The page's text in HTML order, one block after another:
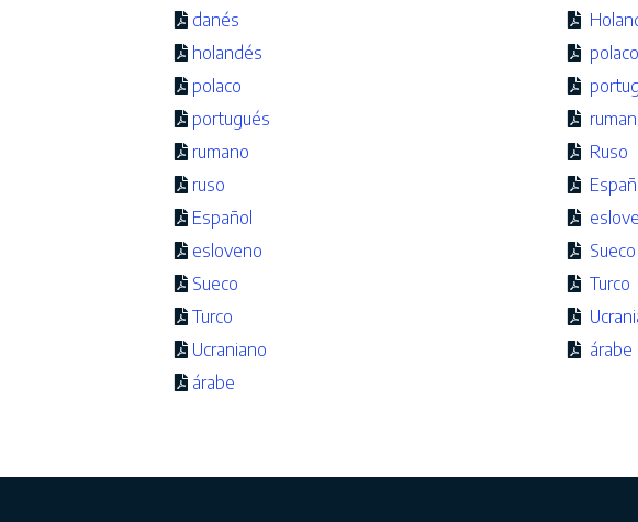
danés
holandés
polaco
portugués
rumano
ruso
Español
esloveno
Sueco
Turco
Ucraniano
árabe
polaco
Ruso
Sueco
Turco
árabe